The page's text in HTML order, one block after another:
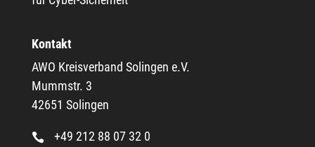
Kontakt
AWO Kreisverband Solingen e.V.
Mummstr. 3
42651 Solingen
+49 212 88 07 32 0